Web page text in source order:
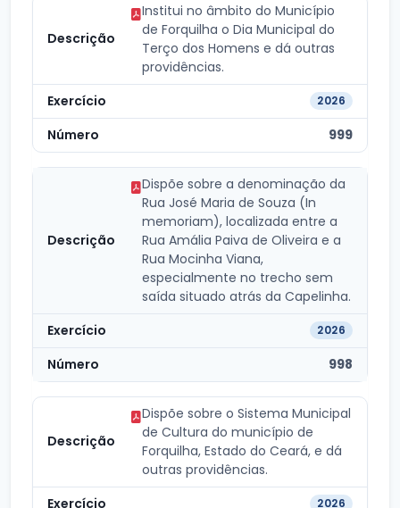
Institui no âmbito do Município
de Forquilha o Dia Municipal do
Terço dos Homens e dá outras
providências.
2026
999
Dispõe sobre a denominação da
Rua José Maria de Souza (In
memoriam), localizada entre a
Rua Amália Paiva de Oliveira e a
Rua Mocinha Viana,
especialmente no trecho sem
saída situado atrás da Capelinha.
2026
998
Dispõe sobre o Sistema Municipal
de Cultura do município de
Forquilha, Estado do Ceará, e dá
outras providências.
2026